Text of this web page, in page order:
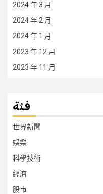
2024 年 3 月
2024 年 2 月
2024 年 1 月
2023 年 12 月
2023 年 11 月
فئة
世界新聞
娛樂
科學技術
經濟
股市